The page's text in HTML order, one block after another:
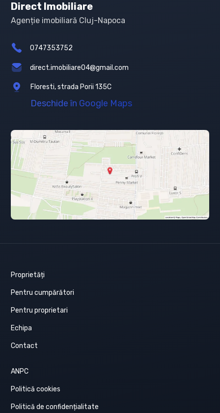
Direct Imobiliare
Agenție imobiliară Cluj-Napoca
0747353752
direct.imobiliare04@gmail.com
Floresti, strada Porii 135C
Deschide în Google Maps
Proprietăți
Pentru cumpărători
Pentru proprietari
Echipa
Contact
ANPC
Politică cookies
Politică de confidențialitate